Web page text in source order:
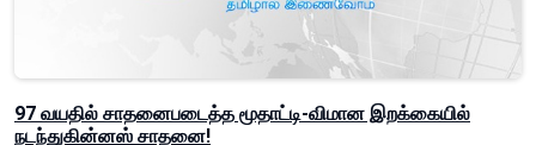
97 வயதில் சாதனைபடைத்த மூதாட்டி-விமான இறக்கையில்
நடந்துகின்னஸ் சாதனை!